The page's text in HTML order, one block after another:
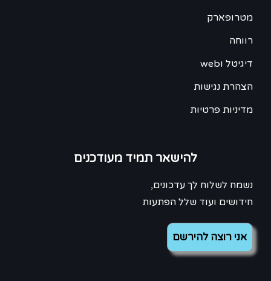
מטרופארק
רווחה
דיגיטל וweb
הצהרת נגישות
מדיניות פרטיות
להישאר תמיד מעודכנים
נשמח לשלוח לך עדכונים,
חידושים ועוד שלל הפתעות